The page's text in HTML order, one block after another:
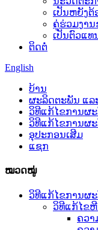
ເປັນຫຍັງຕ້
ຄູ່ຮ່ວມງານ
ເປັນຕົວແທ
ຕິດຕໍ່
English
ບ້ານ
ຜະລິດຕະພັນ ແລ
ວິທີແກ້ໄຂການຜ
ວິທີແກ້ໄຂການຜ
ອຸປະກອນເສີມ
ແຊກ
ໝວດໝູ່
ວິທີແກ້ໄຂການຜ
ວິທີແກ້ໄຂ
ຄວ